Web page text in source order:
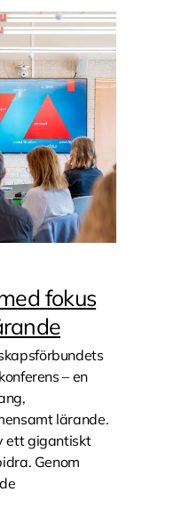
fokus
– en
lärande.
ett gigantiskt
Genom